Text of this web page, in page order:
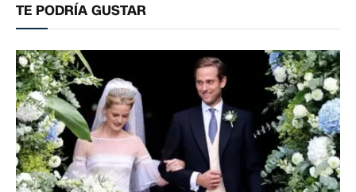
TE PODRÍA GUSTAR